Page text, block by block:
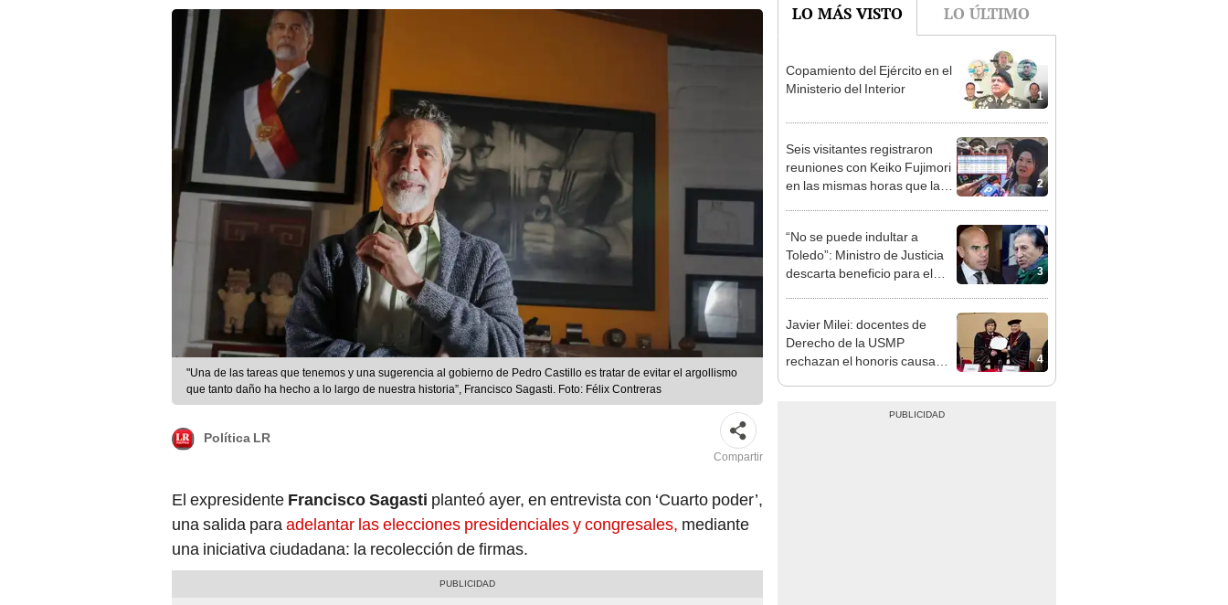
"Una de las tareas que tenemos y una sugerencia al gobierno de Pedro Castillo es tratar de evitar el argollismo
que tanto daño ha hecho a lo largo de nuestra historia”, Francisco Sagasti. Foto: Félix Contreras
Política LR
Compartir
El expresidente Francisco Sagasti planteó ayer, en entrevista con ‘Cuarto poder’,
una salida paraadelantar las elecciones presidenciales y congresales, mediante
una iniciativa ciudadana: la recolección de firmas.
LO MÁS VISTO LO ÚLTIMO
1
Copamiento del Ejército en el
Ministerio del Interior
2
Seis visitantes registraron
reuniones con Keiko Fujimori
en las mismas horas que la
3
“No se puede indultar a
Toledo”: Ministro de Justicia
descarta beneficio para el
4
Javier Milei: docentes de
Derecho de la USMP
rechazan el honoris causa